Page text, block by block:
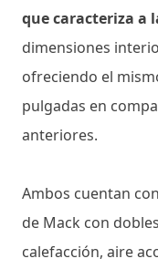
que caracteriza a
dimensiones
ofreciendo el
pulgadas en
anteriores.
Ambos cuentan
de Mack con
calefacción, aire